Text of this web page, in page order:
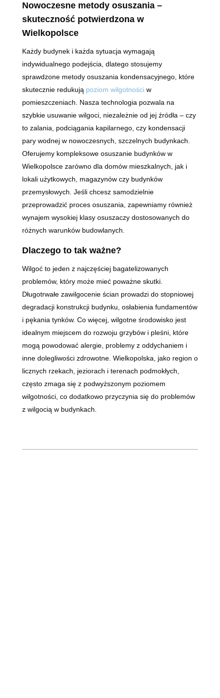
Nowoczesne metody osuszania –
skuteczność potwierdzona w
Wielkopolsce
Każdy budynek i każda sytuacja wymagają
indywidualnego podejścia, dlatego stosujemy
sprawdzone metody osuszania kondensacyjnego, które
skutecznie redukują poziom wilgotnościw
pomieszczeniach. Nasza technologia pozwala na
szybkie usuwanie wilgoci, niezależnie od jej źródła – czy
to zalania, podciągania kapilarnego, czy kondensacji
pary wodnej w nowoczesnych, szczelnych budynkach.
Oferujemy kompleksowe osuszanie budynków w
Wielkopolsce zarówno dla domów mieszkalnych, jak i
lokali użytkowych, magazynów czy budynków
przemysłowych. Jeśli chcesz samodzielnie
przeprowadzić proces osuszania, zapewniamy również
wynajem wysokiej klasy osuszaczy dostosowanych do
różnych warunków budowlanych.
Dlaczego to tak ważne?
Wilgoć to jeden z najczęściej bagatelizowanych
problemów, który może mieć poważne skutki.
Długotrwałe zawilgocenie ścian prowadzi do stopniowej
degradacji konstrukcji budynku, osłabienia fundamentów
i pękania tynków. Co więcej, wilgotne środowisko jest
idealnym miejscem do rozwoju grzybów i pleśni, które
mogą powodować alergie, problemy z oddychaniem i
inne dolegliwości zdrowotne. Wielkopolska, jako region o
licznych rzekach, jeziorach i terenach podmokłych,
często zmaga się z podwyższonym poziomem
wilgotności, co dodatkowo przyczynia się do problemów
z wilgocią w budynkach.